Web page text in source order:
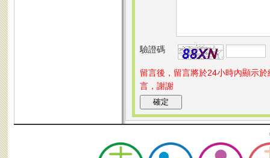
驗證碼
留言後，留言將於24小時內顯示
言，謝謝